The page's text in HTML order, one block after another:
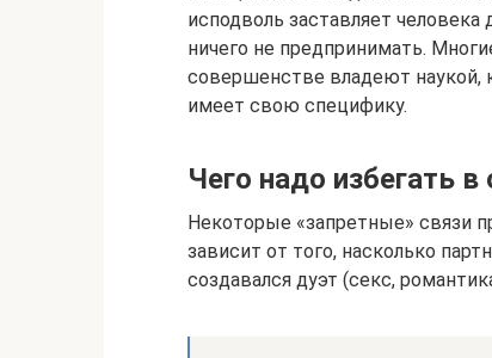
исподволь заставляет
ничего не предпринимать.
совершенстве владеют наукой,
имеет свою специфику.
Чего надо избегать
Некоторые «запретные» связи
зависит от того, насколько
создавался дуэт (секс,